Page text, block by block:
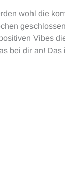
wohl die
Vibes
bei dir an!